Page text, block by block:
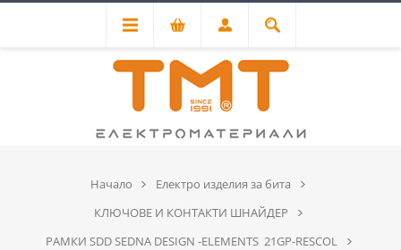
Начало
Електро изделия за бита
КЛЮЧОВЕ И КОНТАКТИ ШНАЙДЕР
РАМКИ SDD SEDNA DESIGN -ELEMENTS 21GP-RESCOL